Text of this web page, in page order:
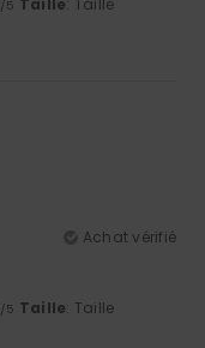
/5
Achat vérifié
/5 Taille: Taille